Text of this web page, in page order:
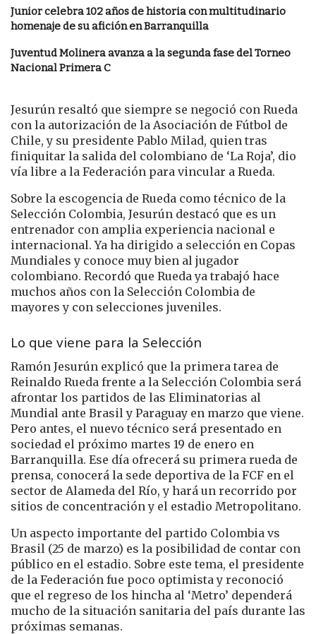
Junior celebra 102 años de historia con multitudinario
homenaje de su afición en Barranquilla
Juventud Molinera avanza a la segunda fase del Torneo
Nacional Primera C
Jesurún resaltó que siempre se negoció con Rueda
con la autorización de la Asociación de Fútbol de
Chile, y su presidente Pablo Milad, quien tras
finiquitar la salida del colombiano de ‘La Roja’, dio
vía libre a la Federación para vincular a Rueda.
Sobre la escogencia de Rueda como técnico de la
Selección Colombia, Jesurún destacó que es un
entrenador con amplia experiencia nacional e
internacional. Ya ha dirigido a selección en Copas
Mundiales y conoce muy bien al jugador
colombiano. Recordó que Rueda ya trabajó hace
muchos años con la Selección Colombia de
mayores y con selecciones juveniles.
Lo que viene para la Selección
Ramón Jesurún explicó que la primera tarea de
Reinaldo Rueda frente a la Selección Colombia será
afrontar los partidos de las Eliminatorias al
Mundial ante Brasil y Paraguay en marzo que viene.
Pero antes, el nuevo técnico será presentado en
sociedad el próximo martes 19 de enero en
Barranquilla. Ese día ofrecerá su primera rueda de
prensa, conocerá la sede deportiva de la FCF en el
sector de Alameda del Río, y hará un recorrido por
sitios de concentración y el estadio Metropolitano.
Un aspecto importante del partido Colombia vs
Brasil (25 de marzo) es la posibilidad de contar con
público en el estadio. Sobre este tema, el presidente
de la Federación fue poco optimista y reconoció
que el regreso de los hincha al ‘Metro’ dependerá
mucho de la situación sanitaria del país durante las
próximas semanas.